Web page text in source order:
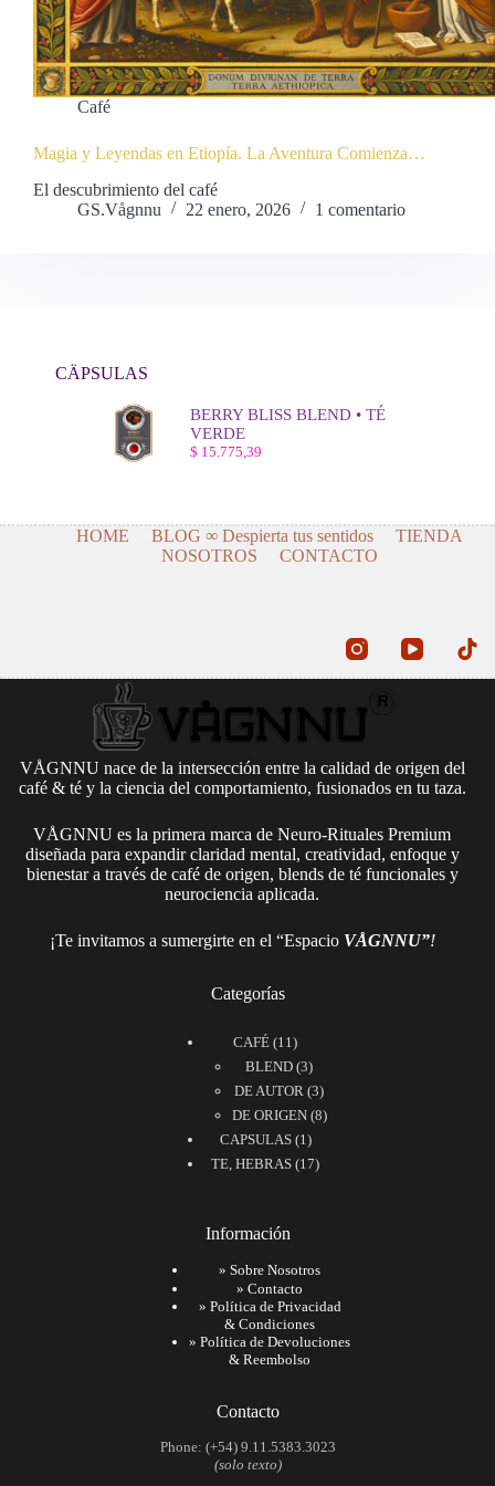
Café
Magia y Leyendas en Etiopía. La Aventura Comienza…
El descubrimiento del café
GS.Vågnnu
22 enero, 2026 1 comentario
CÄPSULAS
BERRY BLISS BLEND • TÉ
VERDE
$ 15.775,39
HOME BLOG ∞ Despierta tus sentidos
TIENDA
NOSOTROS
CONTACTO
VÅGNNU nace de la intersección entre la calidad de origen del
café & té y la ciencia del comportamiento, fusionados en tu taza.
VÅGNNU es la primera marca de Neuro-Rituales Premium
diseñada para expandir claridad mental, creatividad, enfoque y
bienestar a través de café de origen, blends de té funcionales y
neurociencia aplicada.
¡Te invitamos a sumergirte en el “Espacio VÅGNNU”!
Categorías
CAFÉ 1111
productos
BLEND 33
productos
DE AUTOR 33
productos
DE ORIGEN 88
CAPSULAS 11
producto
TE, HEBRAS 1717
Información
» Sobre Nosotros
» Contacto
» Política de Privacidad
& Condiciones
» Política de Devoluciones
& Reembolso
Contacto
Phone: (+54) 9.11.5383.3023
(solo texto)